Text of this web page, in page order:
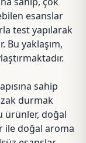
esanslar
test yapılarak
Bu yaklaşım,
sahip
durmak
ürünler, doğal
ile doğal aroma